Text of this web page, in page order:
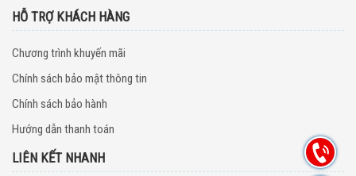
HỖ TRỢ KHÁCH HÀNG
Chương trình khuyến mãi
Chính sách bảo mật thông tin
Chính sách bảo hành
Hướng dẫn thanh toán
LIÊN KẾT NHANH